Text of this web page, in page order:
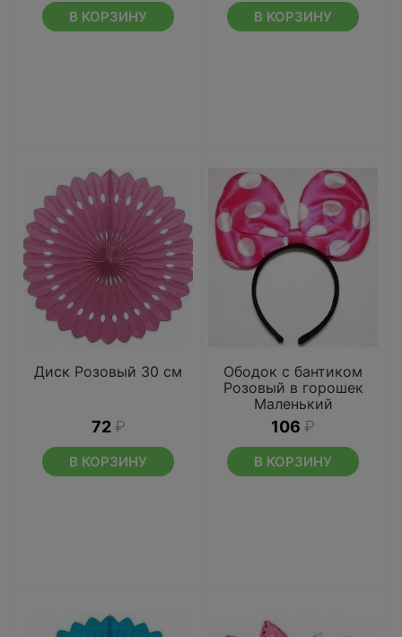
В КОРЗИНУ В КОРЗИНУ
Диск Розовый 30 см
72 ₽
В КОРЗИНУ
Ободок с бантиком
Розовый в горошек
Маленький
106 ₽
В КОРЗИНУ